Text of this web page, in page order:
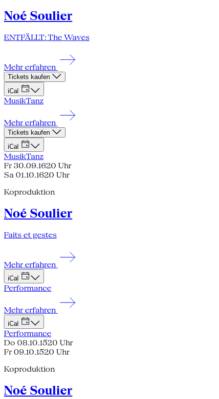
Noé Soulier
ENTFÄLLT: The Waves
Mehr erfahren
Tickets kaufen
iCal
MusikTanz
Mehr erfahren
Tickets kaufen
iCal
MusikTanz
Fr 30.09.1620 Uhr
Sa 01.10.1620 Uhr
Koproduktion
Noé Soulier
Faits et gestes
Mehr erfahren
iCal
Performance
Mehr erfahren
iCal
Performance
Do 08.10.1520 Uhr
Fr 09.10.1520 Uhr
Koproduktion
Noé Soulier